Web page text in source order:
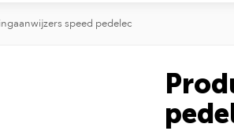
speed pedelec